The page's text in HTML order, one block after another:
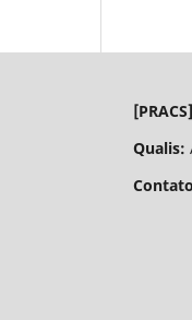
Qualis: